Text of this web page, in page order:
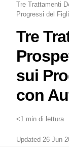
Tre Trattamenti
Progressi del
Tre
sui
con
<1 min di lettura
Updated 26 Jun